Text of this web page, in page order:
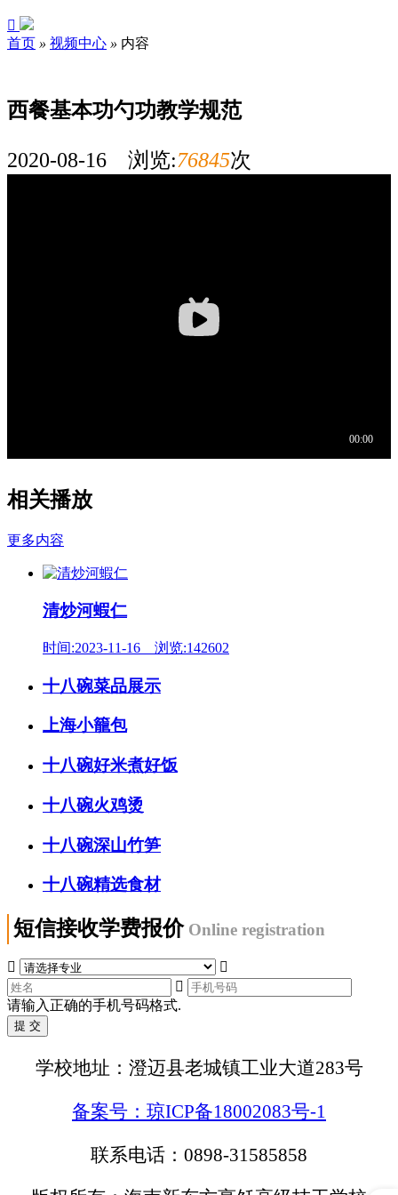

首页 » 视频中心 » 内容
西餐基本功勺功教学规范
2020-08-16 浏览:76845次
相关播放
更多内容
清炒河蝦仁
时间:2023-11-16 浏览:142602
十八碗菜品展示
上海小籠包
十八碗好米煮好饭
十八碗火鸡烫
十八碗深山竹笋
十八碗精选食材
短信接收学费报价 Online registration



请输入正确的手机号码格式.
学校地址：澄迈县老城镇工业大道283号
备案号：琼ICP备18002083号-1
联系电话：0898-31585858